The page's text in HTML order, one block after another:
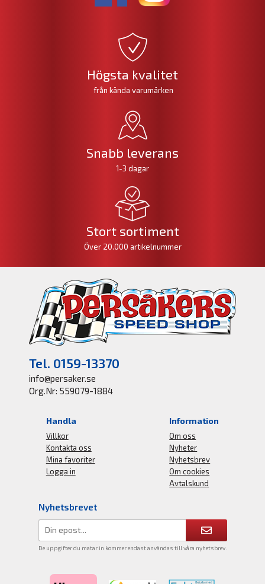
Högsta kvalitet
från kända varumärken
Snabb leverans
1-3 dagar
Stort sortiment
Över 20.000 artikelnummer
Tel. 0159-13370
info@persaker.se
Org.Nr: 559079-1884
Handla
Villkor
Kontakta oss
Mina favoriter
Logga in
Information
Om oss
Nyheter
Nyhetsbrev
Om cookies
Avtalskund
Nyhetsbrevet
De uppgifter du matar in kommer endast användas till våra nyhetsbrev.